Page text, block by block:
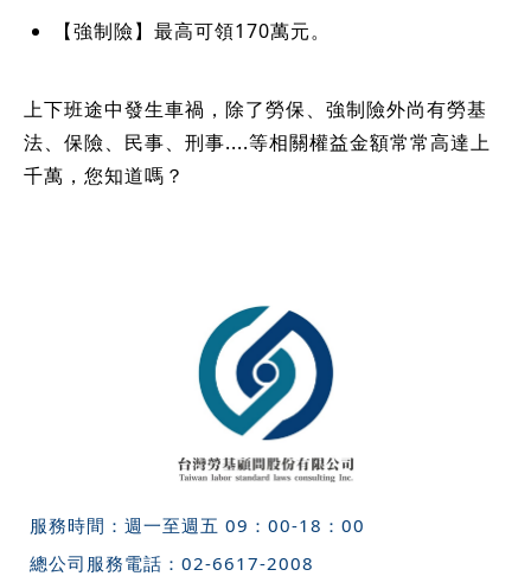
【強制險】最高可領170萬元。
上下班途中發生車禍，除了勞保、強制險外尚有勞基
法、保險、民事、刑事....等相關權益金額常常高達上
千萬，您知道嗎？
服務時間：週一至週五 09：00-18：00
總公司服務電話： 02-6617-2008